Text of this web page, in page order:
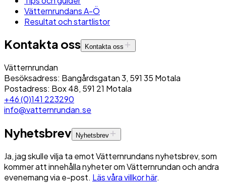
Vätternrundans A-Ö
Resultat och startlistor
Kontakta oss Kontakta oss
Vätternrundan
Besöksadress: Bangårdsgatan 3, 591 35 Motala
Postadress: Box 48, 591 21 Motala
+46 (0)141 223290
info@vatternrundan.se
Nyhetsbrev Nyhetsbrev
Ja, jag skulle vilja ta emot Vätternrundans nyhetsbrev, som
kommer att innehålla nyheter om Vätternrundan och andra
evenemang via e-post. Läs våra villkor här.